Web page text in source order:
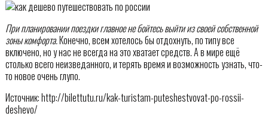
При планировании поездки главное не бойтесь выйти из своей собственной
зоны комфорта.Конечно, всем хотелось бы отдохнуть, по типу все
включено, но у нас не всегда на это хватает средств. А в мире ещё
столько всего неизведанного, и терять время и возможность узнать, что-
то новое очень глупо.
Источник: http://bilettutu.ru/kak-turistam-puteshestvovat-po-rossii-
deshevo/